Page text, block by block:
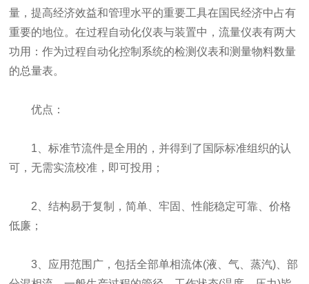
量，提高经济效益和管理水平的重要工具在国民经济中占有
重要的地位。在过程自动化仪表与装置中，流量仪表有两大
功用：作为过程自动化控制系统的检测仪表和测量物料数量
的总量表。
优点：
1、标准节流件是全用的，并得到了国际标准组织的认
可，无需实流校准，即可投用；
2、结构易于复制，简单、牢固、性能稳定可靠、价格
低廉；
3、应用范围广，包括全部单相流体(液、气、蒸汽)、部